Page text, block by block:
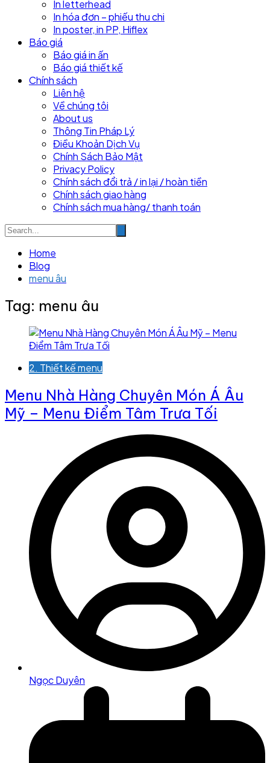
In letterhead
In hóa đơn – phiếu thu chi
In poster, in PP, Hiflex
Báo giá
Báo giá in ấn
Báo giá thiết kế
Chính sách
Liên hệ
Về chúng tôi
About us
Thông Tin Pháp Lý
Điều Khoản Dịch Vụ
Chính Sách Bảo Mật
Privacy Policy
Chính sách đổi trả / in lại / hoàn tiền
Chính sách giao hàng
Chính sách mua hàng/ thanh toán
Home
Blog
menu âu
Tag: menu âu
2. Thiết kế menu
Menu Nhà Hàng Chuyên Món Á Âu
Mỹ – Menu Điểm Tâm Trưa Tối
Ngọc Duyên